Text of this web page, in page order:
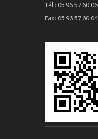
Tél : 05 96 57 60 06
Fax: 05 96 57 60 04